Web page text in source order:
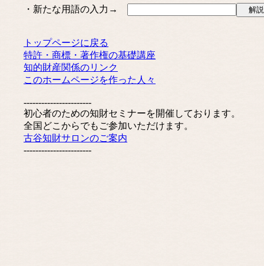
・新たな用語の入力→
トップページに戻る
特許・商標・著作権の基礎講座
知的財産関係のリンク
このホームページを作った人々
-----------------------
初心者のための知財セミナーを開催しております。
全国どこからでもご参加いただけます。
古谷知財サロンのご案内
-----------------------